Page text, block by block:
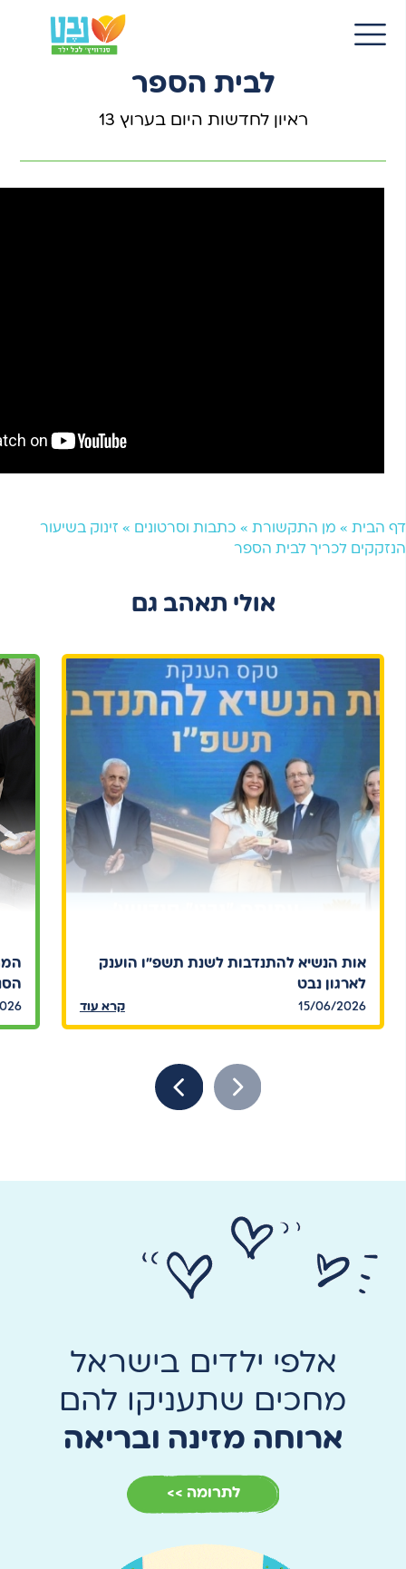
זינוק בשיעור הנזקקים לכריך
לבית הספר
ראיון לחדשות היום בערוץ 13
דף הבית » מן התקשורת » כתבות וסרטונים » זינוק בשיעור
הנזקקים לכריך לבית הספר
אולי תאהב גם
אות הנשיא להתנדבות לשנת תשפ"ו הוענק
לארגון נבט
15/06/2026 קרא עוד
אלפי ילדים בישראל
מחכים שתעניקו להם
ארוחה מזינה ובריאה
לתרומה >>